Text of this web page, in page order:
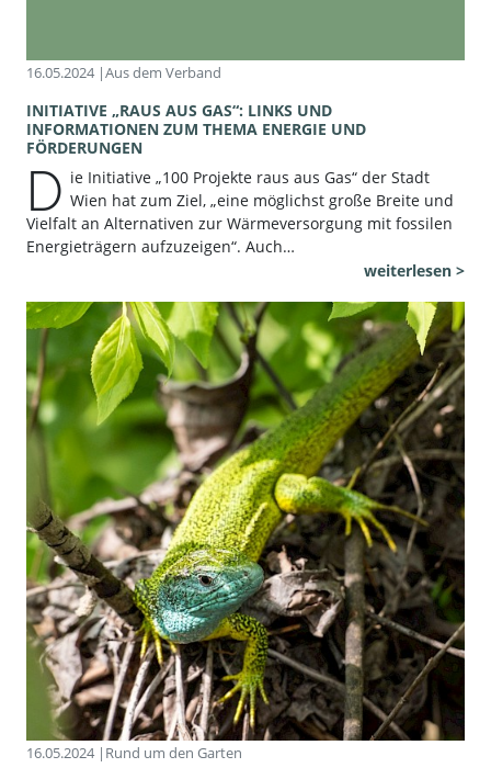
16.05.2024 |Aus dem Verband
INITIATIVE „RAUS AUS GAS“: LINKS UND
INFORMATIONEN ZUM THEMA ENERGIE UND
FÖRDERUNGEN
D ie Initiative „100 Projekte raus aus Gas“ der Stadt
Wien hat zum Ziel, „eine möglichst große Breite und
Vielfalt an Alternativen zur Wärmeversorgung mit fossilen
Energieträgern aufzuzeigen“. Auch…
weiterlesen >
16.05.2024 | Rund um den Garten